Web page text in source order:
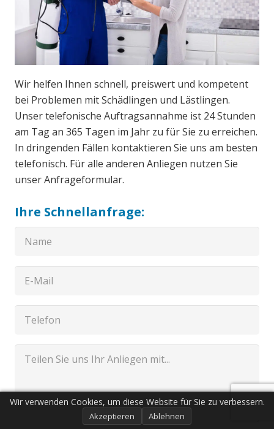
Wir helfen Ihnen schnell, preiswert und kompetent
bei Problemen mit Schädlingen und Lästlingen.
Unser telefonische Auftragsannahme ist 24 Stunden
am Tag an 365 Tagen im Jahr zu für Sie zu erreichen.
In dringenden Fällen kontaktieren Sie uns am besten
telefonisch. Für alle anderen Anliegen nutzen Sie
unser Anfrageformular.
Ihre Schnellanfrage:
Wir verwenden Cookies, um diese Website für Sie zu verbessern.
Akzeptieren Ablehnen